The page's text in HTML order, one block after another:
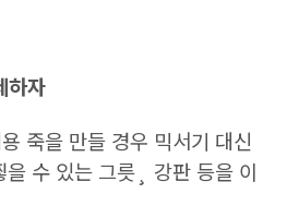
하자
죽을 만들 경우 믹서기 대신
수 있는 그릇¸ 강판 등을 이